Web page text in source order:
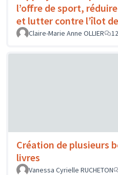
l’offre de sport,
et lutter contre l’îlot
Claire-Marie Anne OLLIER 12
Création de plusieurs
livres
Vanessa Cyrielle RUCHETON